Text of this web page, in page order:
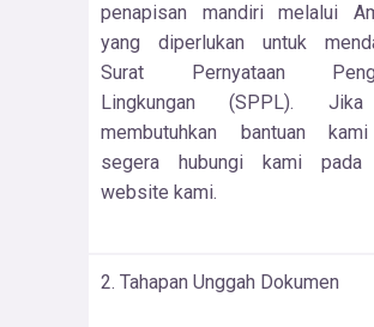
penapisan mandiri melalui
yang diperlukan untuk
Surat Pernyataan
Lingkungan (SPPL).
membutuhkan bantuan
segera hubungi kami pada
website kami.
2. Tahapan Unggah Dokumen